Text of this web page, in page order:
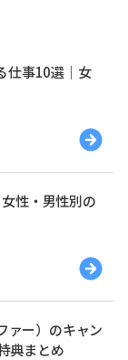
仕事10選｜女
性・男性別の
ァー）のキャン
典まとめ